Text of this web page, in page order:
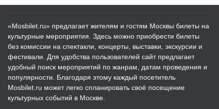
«Mosbilet.ru» предлагает жителям и гостям Москвы билеты на
культурные мероприятия. Здесь можно приобрести билеты
без комиссии на спектакли, концерты, выставки, экскурсии и
фестивали. Для удобства пользователей сайт предлагает
удобный поиск мероприятий по жанрам, датам проведения и
популярности. Благодаря этому каждый посетитель
Mosbilet.ru может легко спланировать своё посещение
культурных событий в Москве.